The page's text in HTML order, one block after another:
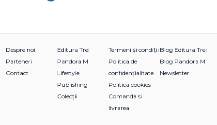
Despre noi
Parteneri
Contact
Editura Trei
Pandora M
Lifestyle
Publishing
Colecții
Termeni și condiții
Politica de
confidențialitate
Politica cookies
Comanda si
livrarea
Blog Editura Trei
Blog Pandora M
Newsletter